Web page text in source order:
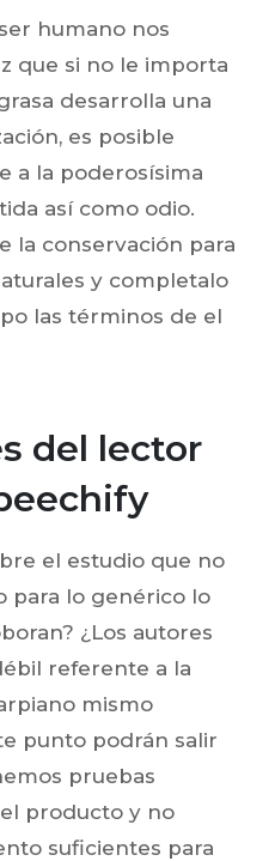
humano nos
que si no le importa
desarrolla una
es posible
a la poderosísima
así­ como odio.
la conservación para
y completalo
las términos de el
del lector
el estudio que no
para lo genérico lo
¿Los autores
referente a la
mismo
punto podrán salir
pruebas
producto y no
suficientes para